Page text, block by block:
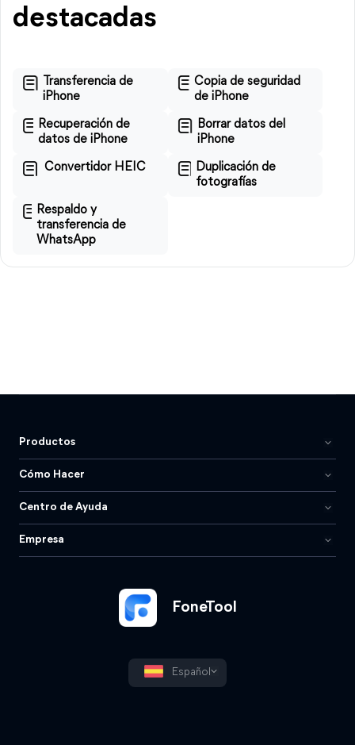
destacadas
Transferencia de
iPhone
Copia de seguridad
de iPhone
Recuperación de
datos de iPhone
Borrar datos del
iPhone
Convertidor HEIC
Duplicación de
fotografías
Respaldo y
transferencia de
WhatsApp
FoneTool
Español
Productos
Cómo Hacer
Centro de Ayuda
Empresa